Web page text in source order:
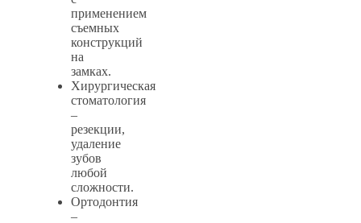
применением
съемных
конструкций
на
замках.
Хирургическая
стоматология
–
резекции,
удаление
зубов
любой
сложности.
Ортодонтия
–